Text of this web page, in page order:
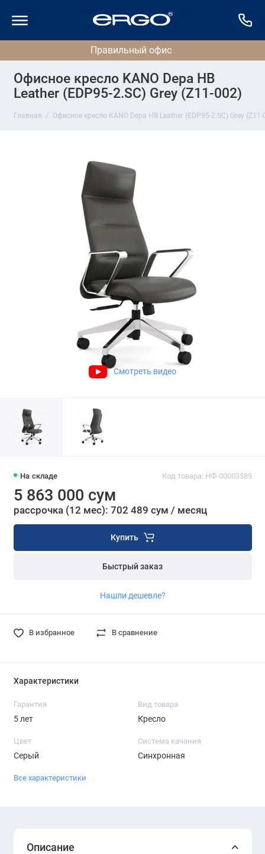
Офисное кресло KANO Depa HB
Leather (EDP95-2.SC) Grey (Z11-002)
Главная Офисное кресло KANO Depa HB Leather (EDP95-2.SC) Grey (Z11-
Смотреть видео
На складе Код товара: НФ-00003589
5 863 000 сум
рассрочка (12 мес): 702 489 сум / месяц
Купить
Быстрый заказ
Нашли дешевле?
В избранное В сравнение
Характеристики
Гарантия
5 лет
Вид товара
Кресло
Цвет
Серый
Система качания
Синхронная
Все характеристики
Описание